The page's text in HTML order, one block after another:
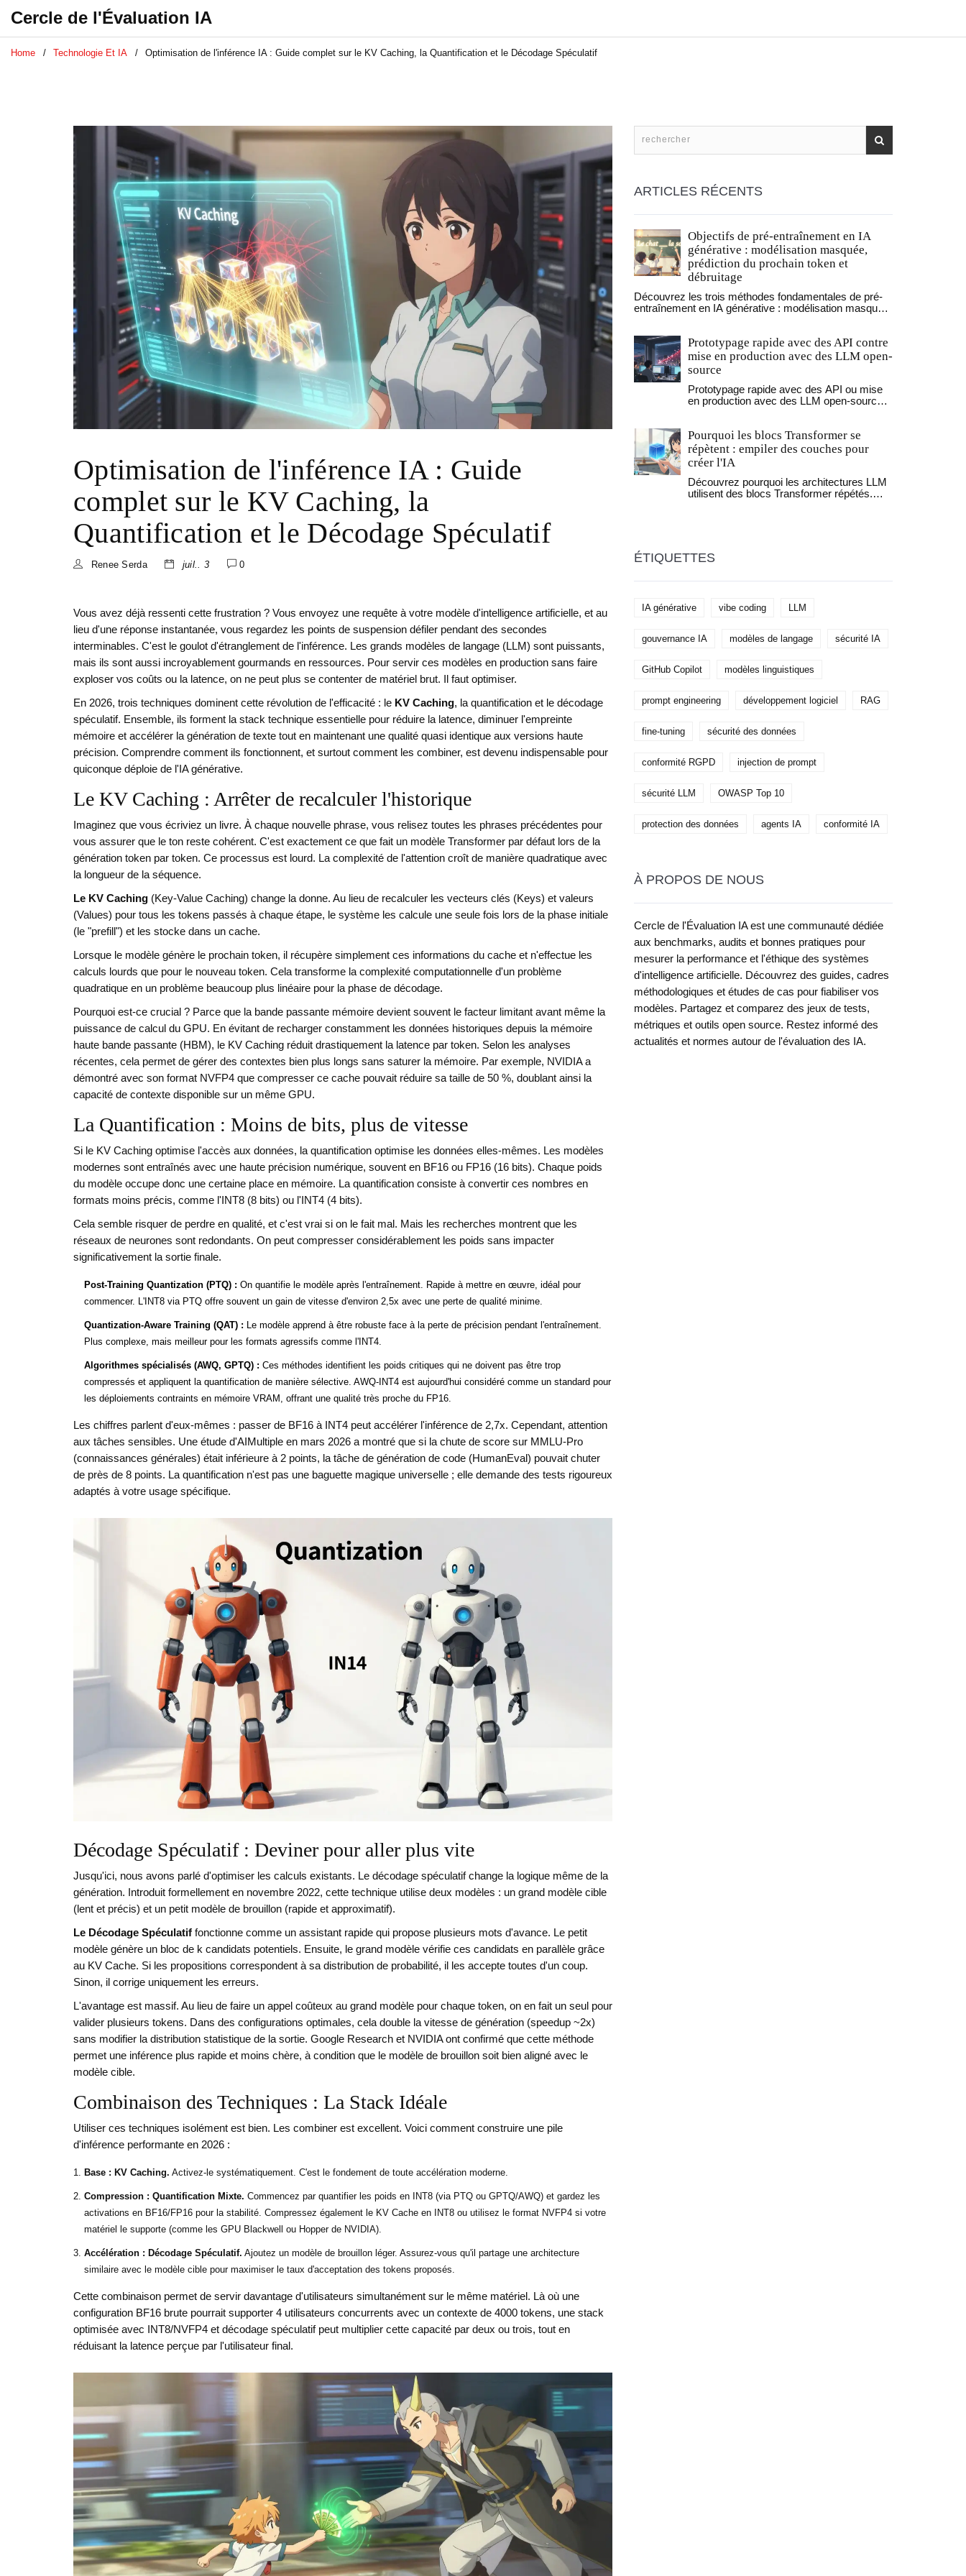
Cercle de l'Évaluation IA
Home Technologie Et IA Optimisation de l'inférence IA : Guide complet sur le KV Caching, la Quantification et le Décodage Spéculatif
Optimisation de l'inférence IA : Guide
complet sur le KV Caching, la
Quantification et le Décodage Spéculatif
Renee Serda juil.. 3 0
Vous avez déjà ressenti cette frustration ? Vous envoyez une requête à votre modèle d'intelligence artificielle, et au
lieu d'une réponse instantanée, vous regardez les points de suspension défiler pendant des secondes
interminables. C'est le goulot d'étranglement de l'inférence. Les grands modèles de langage (LLM) sont puissants,
mais ils sont aussi incroyablement gourmands en ressources. Pour servir ces modèles en production sans faire
exploser vos coûts ou la latence, on ne peut plus se contenter de matériel brut. Il faut optimiser.
En 2026, trois techniques dominent cette révolution de l'efficacité : le KV Caching, la quantification et le décodage
spéculatif. Ensemble, ils forment la stack technique essentielle pour réduire la latence, diminuer l'empreinte
mémoire et accélérer la génération de texte tout en maintenant une qualité quasi identique aux versions haute
précision. Comprendre comment ils fonctionnent, et surtout comment les combiner, est devenu indispensable pour
quiconque déploie de l'IA générative.
Le KV Caching : Arrêter de recalculer l'historique
Imaginez que vous écriviez un livre. À chaque nouvelle phrase, vous relisez toutes les phrases précédentes pour
vous assurer que le ton reste cohérent. C'est exactement ce que fait un modèle Transformer par défaut lors de la
génération token par token. Ce processus est lourd. La complexité de l'attention croît de manière quadratique avec
la longueur de la séquence.
Le KV Caching (Key-Value Caching) change la donne. Au lieu de recalculer les vecteurs clés (Keys) et valeurs
(Values) pour tous les tokens passés à chaque étape, le système les calcule une seule fois lors de la phase initiale
(le "prefill") et les stocke dans un cache.
Lorsque le modèle génère le prochain token, il récupère simplement ces informations du cache et n'effectue les
calculs lourds que pour le nouveau token. Cela transforme la complexité computationnelle d'un problème
quadratique en un problème beaucoup plus linéaire pour la phase de décodage.
Pourquoi est-ce crucial ? Parce que la bande passante mémoire devient souvent le facteur limitant avant même la
puissance de calcul du GPU. En évitant de recharger constamment les données historiques depuis la mémoire
haute bande passante (HBM), le KV Caching réduit drastiquement la latence par token. Selon les analyses
récentes, cela permet de gérer des contextes bien plus longs sans saturer la mémoire. Par exemple, NVIDIA a
démontré avec son format NVFP4 que compresser ce cache pouvait réduire sa taille de 50 %, doublant ainsi la
capacité de contexte disponible sur un même GPU.
La Quantification : Moins de bits, plus de vitesse
Si le KV Caching optimise l'accès aux données, la quantification optimise les données elles-mêmes. Les modèles
modernes sont entraînés avec une haute précision numérique, souvent en BF16 ou FP16 (16 bits). Chaque poids
du modèle occupe donc une certaine place en mémoire. La quantification consiste à convertir ces nombres en
formats moins précis, comme l'INT8 (8 bits) ou l'INT4 (4 bits).
Cela semble risquer de perdre en qualité, et c'est vrai si on le fait mal. Mais les recherches montrent que les
réseaux de neurones sont redondants. On peut compresser considérablement les poids sans impacter
significativement la sortie finale.
Post-Training Quantization (PTQ) : On quantifie le modèle après l'entraînement. Rapide à mettre en œuvre, idéal pour
commencer. L'INT8 via PTQ offre souvent un gain de vitesse d'environ 2,5x avec une perte de qualité minime.
Quantization-Aware Training (QAT) : Le modèle apprend à être robuste face à la perte de précision pendant l'entraînement.
Plus complexe, mais meilleur pour les formats agressifs comme l'INT4.
Algorithmes spécialisés (AWQ, GPTQ) : Ces méthodes identifient les poids critiques qui ne doivent pas être trop
compressés et appliquent la quantification de manière sélective. AWQ-INT4 est aujourd'hui considéré comme un standard pour
les déploiements contraints en mémoire VRAM, offrant une qualité très proche du FP16.
Les chiffres parlent d'eux-mêmes : passer de BF16 à INT4 peut accélérer l'inférence de 2,7x. Cependant, attention
aux tâches sensibles. Une étude d'AIMultiple en mars 2026 a montré que si la chute de score sur MMLU-Pro
(connaissances générales) était inférieure à 2 points, la tâche de génération de code (HumanEval) pouvait chuter
de près de 8 points. La quantification n'est pas une baguette magique universelle ; elle demande des tests rigoureux
adaptés à votre usage spécifique.
Décodage Spéculatif : Deviner pour aller plus vite
Jusqu'ici, nous avons parlé d'optimiser les calculs existants. Le décodage spéculatif change la logique même de la
génération. Introduit formellement en novembre 2022, cette technique utilise deux modèles : un grand modèle cible
(lent et précis) et un petit modèle de brouillon (rapide et approximatif).
Le Décodage Spéculatif fonctionne comme un assistant rapide qui propose plusieurs mots d'avance. Le petit
modèle génère un bloc de k candidats potentiels. Ensuite, le grand modèle vérifie ces candidats en parallèle grâce
au KV Cache. Si les propositions correspondent à sa distribution de probabilité, il les accepte toutes d'un coup.
Sinon, il corrige uniquement les erreurs.
L'avantage est massif. Au lieu de faire un appel coûteux au grand modèle pour chaque token, on en fait un seul pour
valider plusieurs tokens. Dans des configurations optimales, cela double la vitesse de génération (speedup ~2x)
sans modifier la distribution statistique de la sortie. Google Research et NVIDIA ont confirmé que cette méthode
permet une inférence plus rapide et moins chère, à condition que le modèle de brouillon soit bien aligné avec le
modèle cible.
Combinaison des Techniques : La Stack Idéale
Utiliser ces techniques isolément est bien. Les combiner est excellent. Voici comment construire une pile
d'inférence performante en 2026 :
Base : KV Caching. Activez-le systématiquement. C'est le fondement de toute accélération moderne.
Compression : Quantification Mixte. Commencez par quantifier les poids en INT8 (via PTQ ou GPTQ/AWQ) et gardez les
activations en BF16/FP16 pour la stabilité. Compressez également le KV Cache en INT8 ou utilisez le format NVFP4 si votre
matériel le supporte (comme les GPU Blackwell ou Hopper de NVIDIA).
Accélération : Décodage Spéculatif. Ajoutez un modèle de brouillon léger. Assurez-vous qu'il partage une architecture
similaire avec le modèle cible pour maximiser le taux d'acceptation des tokens proposés.
Cette combinaison permet de servir davantage d'utilisateurs simultanément sur le même matériel. Là où une
configuration BF16 brute pourrait supporter 4 utilisateurs concurrents avec un contexte de 4000 tokens, une stack
optimisée avec INT8/NVFP4 et décodage spéculatif peut multiplier cette capacité par deux ou trois, tout en
réduisant la latence perçue par l'utilisateur final.
ARTICLES RÉCENTS
Objectifs de pré-entraînement en IA
générative : modélisation masquée,
prédiction du prochain token et
débruitage
Découvrez les trois méthodes fondamentales de pré-
entraînement en IA générative : modélisation masquée
ses forces, ses limites, et ses applications réelles.
Prototypage rapide avec des API contre
mise en production avec des LLM open-
source
Prototypage rapide avec des API ou mise
en production avec des LLM open-source ?
production, et comment passer de
l’expérimentation à l’échelle sans perdre le
contrôle.
Pourquoi les blocs Transformer se
répètent : empiler des couches pour
créer l'IA
Découvrez pourquoi les architectures LLM
utilisent des blocs Transformer répétés.
ÉTIQUETTES
IA générative vibe coding LLM
gouvernance IA modèles de langage sécurité IA
GitHub Copilot modèles linguistiques
prompt engineering développement logiciel RAG
fine-tuning sécurité des données
conformité RGPD injection de prompt
sécurité LLM OWASP Top 10
protection des données agents IA conformité IA
À PROPOS DE NOUS
Cercle de l'Évaluation IA est une communauté dédiée
aux benchmarks, audits et bonnes pratiques pour
mesurer la performance et l'éthique des systèmes
d'intelligence artificielle. Découvrez des guides, cadres
méthodologiques et études de cas pour fiabiliser vos
modèles. Partagez et comparez des jeux de tests,
métriques et outils open source. Restez informé des
actualités et normes autour de l'évaluation des IA.